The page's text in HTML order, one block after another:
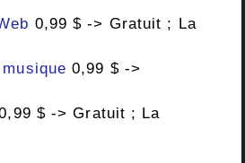
0,99 $ -> Gratuit ; La
0,99 $ ->
$ -> Gratuit ; La